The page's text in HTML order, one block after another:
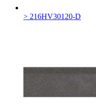
> 216HV30120-D